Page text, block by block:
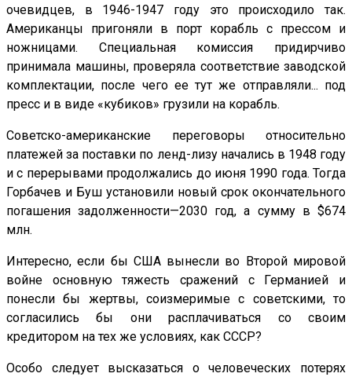
очевидцев, в 1946-1947 году это происходило так.
Американцы пригоняли в порт корабль с прессом и
ножницами. Специальная комиссия придирчиво
принимала машины, проверяла соответствие заводской
комплектации, после чего ее тут же отправляли... под
пресс и в виде «кубиков» грузили на корабль.
Советско-американские переговоры относительно
платежей за поставки по ленд-лизу начались в 1948 году
и с перерывами продолжались до июня 1990 года. Тогда
Горбачев и Буш установили новый срок окончательного
погашения задолженности—2030 год, а сумму в $674
млн.
Интересно, если бы США вынесли во Второй мировой
войне основную тяжесть сражений с Германией и
понесли бы жертвы, соизмеримые с советскими, то
согласились бы они расплачиваться со своим
кредитором на тех же условиях, как СССР?
Особо следует высказаться о человеческих потерях